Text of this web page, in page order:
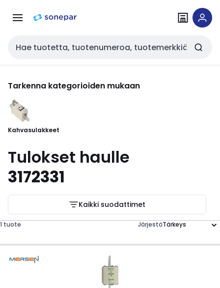
navigointiinsisältöön
Haku
Tarkenna kategorioiden mukaan
Kahvasulakkeet
Tulokset haulle
3172331
Kaikki suodattimet
1 tuote Järjestä